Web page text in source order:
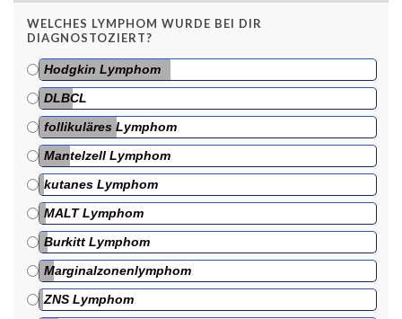
WELCHES LYMPHOM WURDE BEI DIR
DIAGNOSTOZIERT?
Hodgkin Lymphom
DLBCL
follikuläres Lymphom
Mantelzell Lymphom
kutanes Lymphom
MALT Lymphom
Burkitt Lymphom
Marginalzonenlymphom
ZNS Lymphom